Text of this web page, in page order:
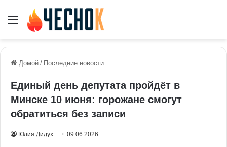
Меню
Домой / Последние новости
Единый день депутата пройдёт в
Минске 10 июня: горожане смогут
обратиться без записи
Юлия Дидух 09.06.2026